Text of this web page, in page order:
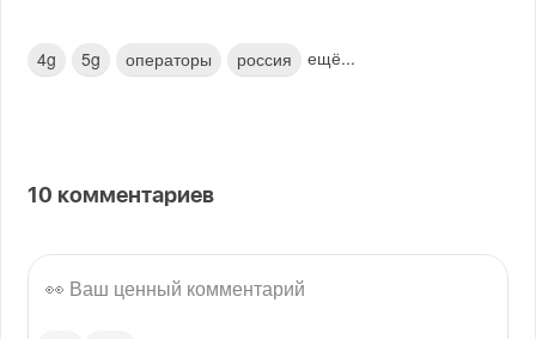
4g 5g операторы россия ещё...
10 комментариев